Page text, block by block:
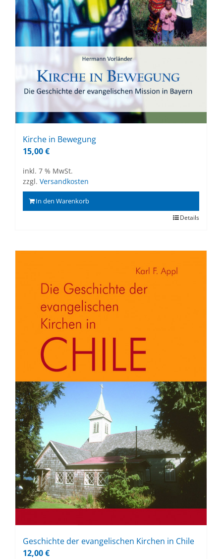
Kir­che in Be­we­gung
15,00€
inkl. 7 % MwSt.
zzgl. Versandkosten
In den Warenkorb
Details
Ge­schich­te der evan­ge­li­schen Kir­chen in Chi­le
12,00€